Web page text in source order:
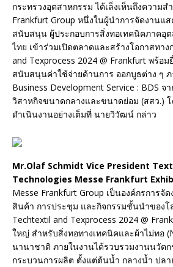
กระทรวงอุตสาหกรรม ได้เล็งเห็นถึงความ
Frankfurt Group หนึ่งในผู้นำการจัดงานแ
สนับสนุน ผู้ประกอบการสิ่งทอเทคนิคภาคอุ
ไทย เข้าร่วมเปิดตลาดและสร้างโอกาสทา
and Texprocess 2024 @ Frankfurt พร้อ
สนับสนุนค่าใช้จ่ายด้านการ ออกบูธต่าง ๆ ภ
Business Development Service : BDS จ
วิสาหกิจขนาดกลางและขนาดย่อม (สสว.)
ดำเนินงานอย่างเต็มที่ นายวิวัฒน์ กล่าว
Mr.Olaf Schmidt Vice President
Technologies Messe Frankfurt
Messe Frankfurt Group เป็นองค์กรการจั
สินค้า การประชุม และกิจกรรมชั้นนำของโ
Techtextil and Texprocess 2024 @
ใหญ่ สำหรับสิ่งทอทางเทคนิคและผ้าไม่ทอ
นานาชาติ ภายในงานได้รวบรวมงานนวัต
กระบวนการผลิต ตั้งแต่ต้นน้ำ กลางน้ำ ปล